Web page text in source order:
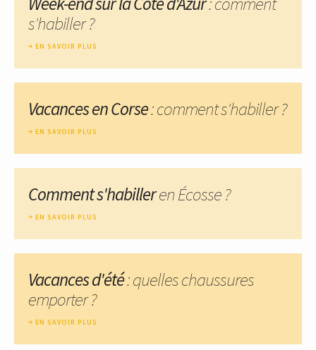
s'habiller ?
EN SAVOIR PLUS
Vacances en Corse: comment s'habiller ?
EN SAVOIR PLUS
Comment s'habilleren Écosse ?
EN SAVOIR PLUS
Vacances d'été: quelles chaussures
emporter ?
EN SAVOIR PLUS